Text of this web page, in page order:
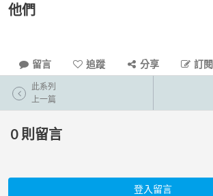
他們
留言 追蹤 分享 訂閱
此系列
上一篇
0 則留言
登入留言